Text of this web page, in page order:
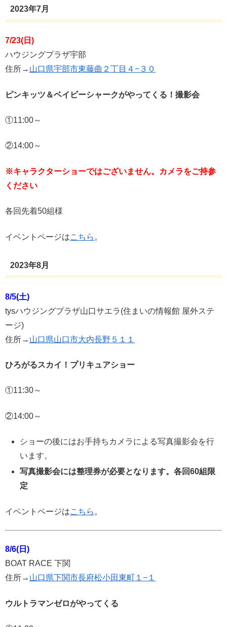
2023年7月
7/23(日)
ハウジングプラザ宇部
住所→ 山口県宇部市東藤曲２丁目４−３０
ピンキッツ＆ベイビーシャークがやってくる！撮影会
①11:00～
②14:00～
※キャラクターショーではございません。カメラをご持参
ください
各回先着50組様
イベントページはこちら 。
2023年8月
8/5(土)
tysハウジングプラザ山口サエラ(住まいの情報館 屋外ステ
ージ)
住所→ 山口県山口市大内長野５１１
ひろがるスカイ！プリキュアショー
①11:30～
②14:00～
ショーの後にはお手持ちカメラによる写真撮影会を行
います。
写真撮影会には整理券が必要となります。各回60組限
定
イベントページはこちら 。
8/6(日)
BOAT RACE 下関
住所→ 山口県下関市長府松小田東町１−１
ウルトラマンゼロがやってくる